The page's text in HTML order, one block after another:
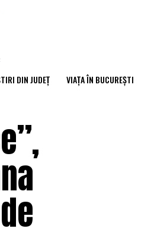
DIN JUDEȚ VIAȚA ÎN BUCUREȘTI